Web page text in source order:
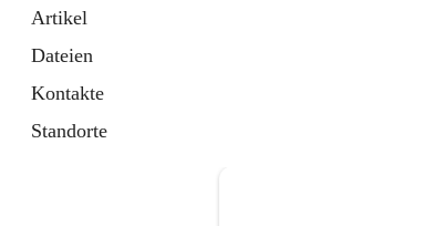
Artikel
Dateien
Kontakte
Standorte